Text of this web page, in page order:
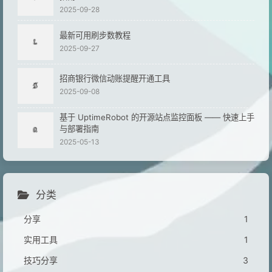
2025-09-28
最新可用刷步数教程
2025-09-27
招商银行微信动账提醒开通工具
2025-09-08
基于 UptimeRobot 的开源站点监控面板 —— 快速上手
与部署指南
2025-05-13
分类
分享
1
实用工具
1
技巧分享
3